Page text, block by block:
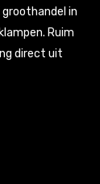
in
Ruim
direct uit